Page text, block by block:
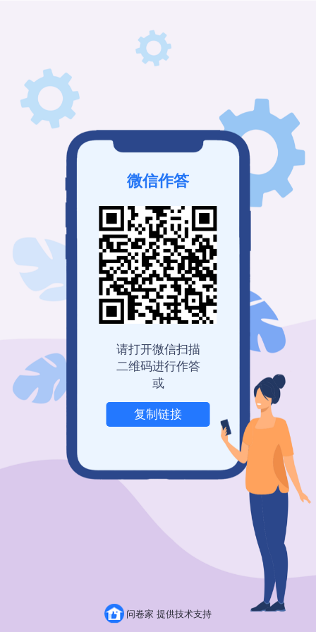
该接龙未发布
登录查看历史记录 我也要免费创建
粤ICP备19150304号
举报
微信作答
请打开微信扫描
二维码进行作答
或
复制链接
问卷家 提供技术支持